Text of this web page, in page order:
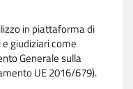
in piattaforma di
giudiziari come
Generale sulla
UE 2016/679).